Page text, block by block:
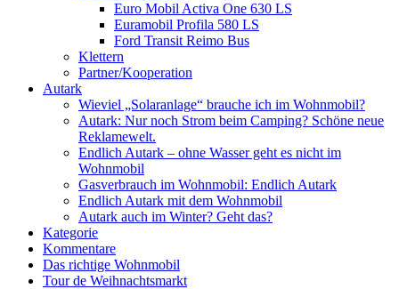
Euro Mobil Activa One 630 LS
Euramobil Profila 580 LS
Ford Transit Reimo Bus
Klettern
Partner/Kooperation
Autark
Wieviel „Solaranlage“ brauche ich im Wohnmobil?
Autark: Nur noch Strom beim Camping? Schöne neue
Reklamewelt.
Endlich Autark – ohne Wasser geht es nicht im
Wohnmobil
Gasverbrauch im Wohnmobil: Endlich Autark
Endlich Autark mit dem Wohnmobil
Autark auch im Winter? Geht das?
Kategorie
Kommentare
Das richtige Wohnmobil
Tour de Weihnachtsmarkt